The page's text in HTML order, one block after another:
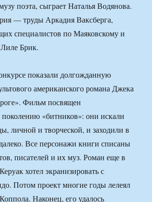
поэта, сыграет Наталья Водянова.
— труды Аркадия Ваксберга,
специалистов по Маяковскому и
Брик.
показали долгожданную
американского романа Джека
Фильм посвящен
«битников»: они искали
личной и творческой, и заходили в
Все персонажи книги списаны
писателей и их муз. Роман еще в
хотел экранизировать с
Потом проект многие годы лелеял
Наконец, его удалось